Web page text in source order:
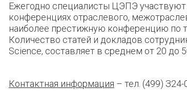
Ежегодно специалисты ЦЭПЭ
конференциях отраслевого,
наиболее престижную конференцию по
Количество статей и докладов
Science, составляет в среднем от 20 до
Контактная информация – тел. (499) З24-